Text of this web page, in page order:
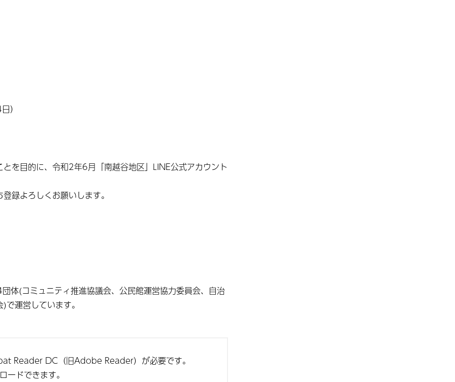
）
を目的に、令和2年6月「南越谷地区」LINE公式アカウント
録よろしくお願いします。
体(コミュニティ推進協議会、公民館運営協力委員会、自治
運営しています。
Reader DC（旧Adobe Reader）が必要です。
ドできます。